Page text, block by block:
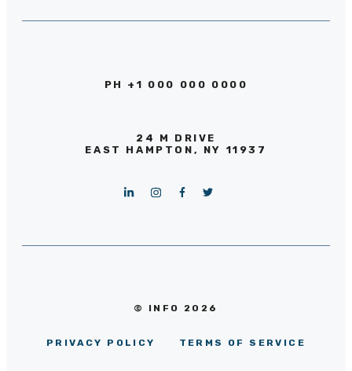
PH +1 000 000 0000
24 M DRIVE
EAST HAMPTON, NY 11937
© INFO 2026
PRIVACY POLICY TERMS OF SERVICE